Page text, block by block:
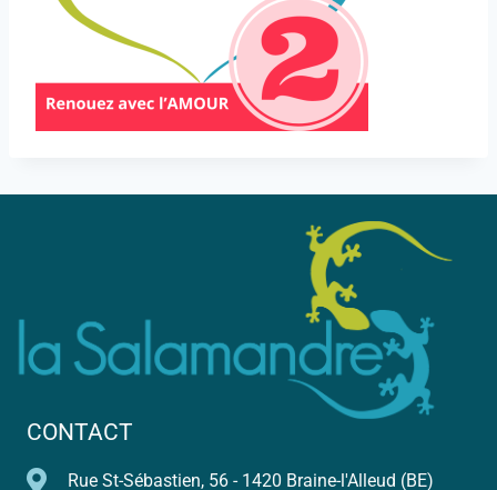
CONTACT
Rue St-Sébastien, 56 - 1420 Braine-l'Alleud (BE)